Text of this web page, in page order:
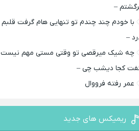
–
با خودم چند چندم تو تنهایی هام گرفت قلبم
–
چه شیک میرقصی تو وقتی مستی مهم نیست
کجا دیشب چی –
عمر رفته فرووال
ریمیکس های جدید